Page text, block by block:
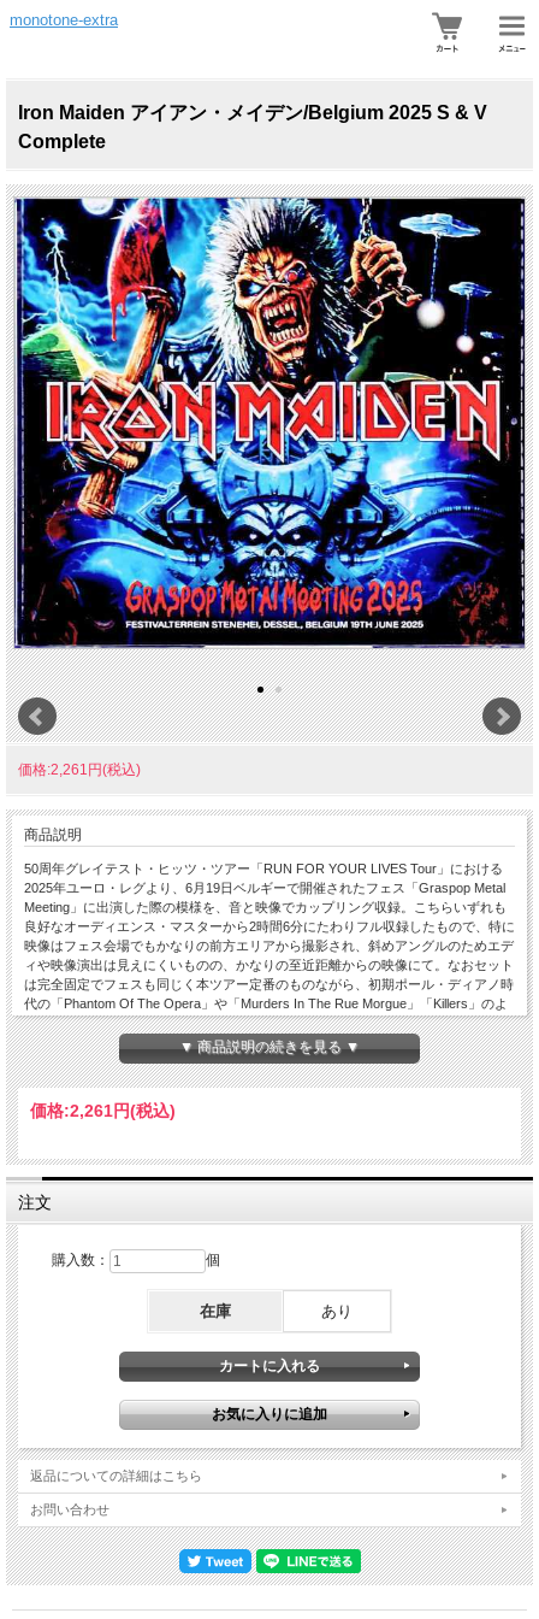
monotone-extra
Iron Maiden アイアン・メイデン/Belgium 2025 S & V
Complete
価格:2,261円(税込)
商品説明
50周年グレイテスト・ヒッツ・ツアー「RUN FOR YOUR LIVES Tour」における
2025年ユーロ・レグより、6月19日ベルギーで開催されたフェス「Graspop Metal
Meeting」に出演した際の模様を、音と映像でカップリング収録。こちらいずれも
良好なオーディエンス・マスターから2時間6分にたわりフル収録したもので、特に
映像はフェス会場でもかなりの前方エリアから撮影され、斜めアングルのためエデ
ィや映像演出は見えにくいものの、かなりの至近距離からの映像にて。なおセット
は完全固定でフェスも同じく本ツアー定番のものながら、初期ポール・ディアノ時
代の「Phantom Of The Opera」や「Murders In The Rue Morgue」「Killers」のよ
うに長らく封印されていた曲も多数あり、巨大スクリーンの映像演出も堪能できる
ので、ファンは必携アイテム。Live at Festivalterrein Stenehei, Dessel, Belgium
19th June 2025 : from Original Masters / COLOUR NTSC Approx.126min Disc 1 : 1.
The Ides Of March 2. Murders In The Rue Morgue 3. Wrathchild 4. Killers 5.
Phantom Of The Opera 6. The Number Of The Beast 7. The Clairvoyant 8.
Powerslave 9. 2 Minutes To Midnight 10. Rime Of The Ancient Mariner Disc 2 : 1.
Thy Name 5. Iron Maiden 6. Churchill's Speech 7. Aces High 8. Fear Of The Dark 9.
Wasted Years DVD : 1. The Ides Of March 2. Murders In The Rue Morgue 3.
Wrathchild 4. Killers 5. Phantom Of The Opera 6. The Number Of The Beast 7. The
Clairvoyant 8. Powerslave 9. 2 Minutes To Midnight 10. Rime Of The Ancient Mariner
Hallowed Be Thy Name 15. Iron Maiden 16. Churchill's Speech 17. Aces High 18.
Fear Of The Dark 19. Wasted Years Bruce Dickinson – Vocals / Steve Harris –
Bass / Dave Murray – Guitar / Adrian Smith – Guitar / Janick Gers – Guitar / Simon
▼ 商品説明の続きを見る ▼
価格:2,261円(税込)
注文
購入数： 個
在庫 あり
返品についての詳細はこちら
お問い合わせ